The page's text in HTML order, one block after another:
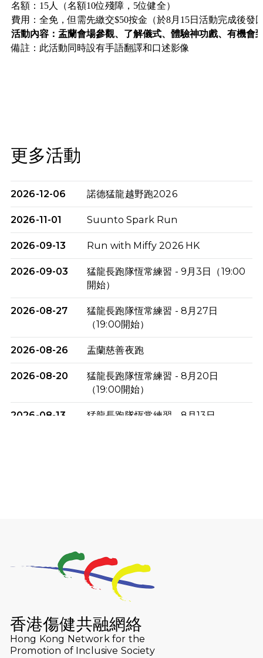
名額：15人（名額10位殘障，5位健全）
費用：全免，但需先繳交$50按金（於8月15日活動完成後發
活動內容：盂蘭會場參觀、了解儀式、體驗神功戲、 有機會
備註：此活動同時設有手語翻譯和口述影像
更多活動
2026-12-06 諾德猛龍越野跑2026
2026-11-01 Suunto Spark Run
2026-09-13 Run with Miffy 2026 HK
2026-09-03
猛龍長跑隊恆常練習 - 9月3日（19:00
開始）
2026-08-27
猛龍長跑隊恆常練習 - 8月27日
（19:00開始）
2026-08-26 盂蘭慈善夜跑
2026-08-20
猛龍長跑隊恆常練習 - 8月20日
（19:00開始）
2026-08-13
猛龍長跑隊恆常練習 - 8月13日
2026-07-23
猛龍長跑隊恆常練習 - 7月23日
（19:00開始）
猛龍長跑隊恆常練習 - 7月16日
2026-07-10
【猛龍戈壁118公里分享暨香港傷健共
融網絡15周年晚宴】
香港傷健共融網絡
Hong Kong Network for the
Promotion of Inclusive Society